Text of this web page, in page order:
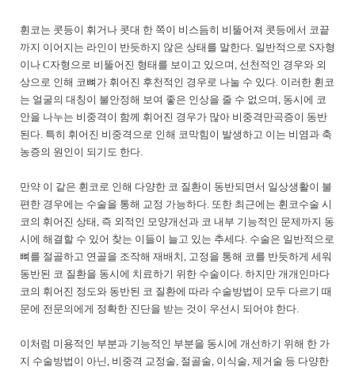
휜코는 콧등이 휘거나 콧대 한 쪽이 비스듬히 비뚤어져 콧등에서 코끝
까지 이어지는 라인이 반듯하지 않은 상태를 말한다. 일반적으로 S자형
이나 C자형으로 비뚤어진 형태를 보이고 있으며, 선천적인 경우와 외
상으로 인해 코뼈가 휘어진 후천적인 경우로 나눌 수 있다. 이러한 휜코
는 얼굴의 대칭이 불안정해 보여 좋은 인상을 줄 수 없으며, 동시에 코
안을 나누는 비중격이 함께 휘어진 경우가 많아 비중격만곡증이 동반
된다. 특히 휘어진 비중격으로 인해 코막힘이 발생하고 이는 비염과 축
농증의 원인이 되기도 한다.
만약 이 같은 휜코로 인해 다양한 코 질환이 동반되면서 일상생활이 불
편한 경우에는 수술을 통해 교정 가능하다. 또한 최근에는 휜코수술 시
코의 휘어진 상태, 즉 외적인 모양개선과 코 내부 기능적인 문제까지 동
시에 해결할 수 있어 찾는 이들이 늘고 있는 추세다. 수술은 일반적으로
뼈를 절골하고 연골을 조작해 재배치, 고정을 통해 코를 반듯하게 세워
동반된 코 질환을 동시에 치료하기 위한 수술이다. 하지만 개개인마다
코의 휘어진 정도와 동반된 코 질환에 따라 수술방법이 모두 다르기 때
문에 전문의에게 정확한 진단을 받는 것이 우선시 되어야 한다.
이처럼 미용적인 부분과 기능적인 부분을 동시에 개선하기 위해 한 가
지 수술방법이 아닌, 비중격 교정술, 절골술, 이식술, 제거술 등 다양한